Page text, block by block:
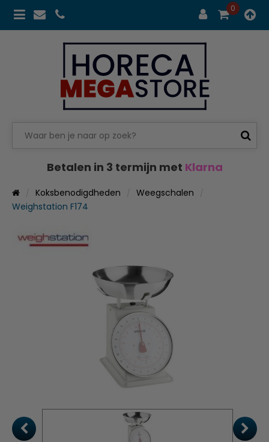
0
Betalen in 3 termijn met Klarna
Koksbenodigdheden
Weegschalen
Weighstation F174